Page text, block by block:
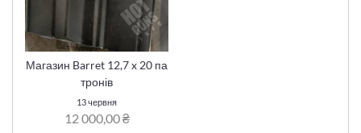
Магазин Barret 12,7 x 20 па
тронів
13 червня
12 000,00 ₴